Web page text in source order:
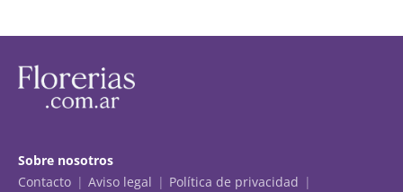
Sobre nosotros
Contacto
Aviso legal
Política de privacidad